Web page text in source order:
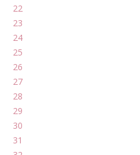
22
23
24
25
26
27
28
29
30
31